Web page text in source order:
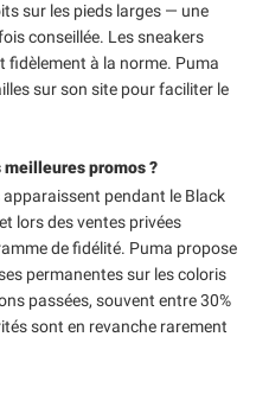
sur les pieds larges — une
conseillée. Les sneakers
fidèlement à la norme. Puma
sur son site pour faciliter le
meilleures promos ?
pendant le Black
lors des ventes privées
de fidélité. Puma propose
permanentes sur les coloris
passées, souvent entre 30%
sont en revanche rarement